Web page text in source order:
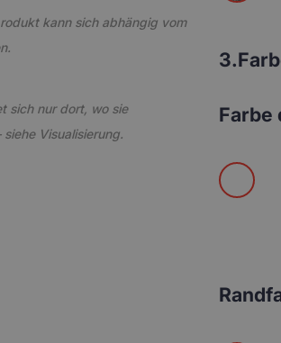
kann sich abhängig vom
sich nur dort, wo sie
Visualisierung.
3.
Farbe